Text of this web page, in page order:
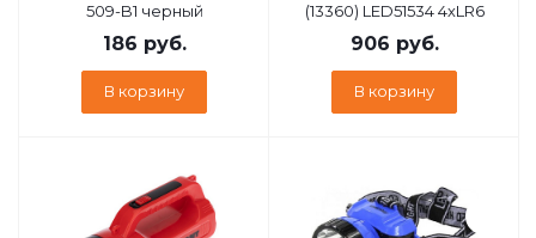
509-B1 черный
186 руб.
В корзину
(13360) LED51534 4хLR6
906 руб.
В корзину